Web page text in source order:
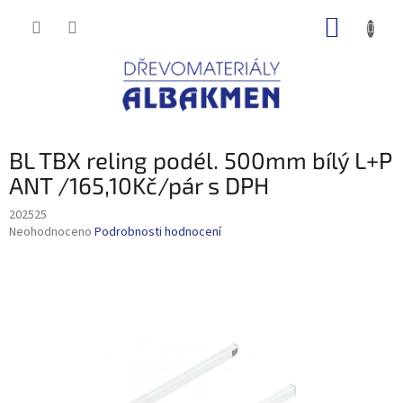
BL TBX reling podél. 500mm bílý L+P
ANT /165,10Kč/pár s DPH
202525
Průměrné
Neohodnoceno Podrobnosti hodnocení